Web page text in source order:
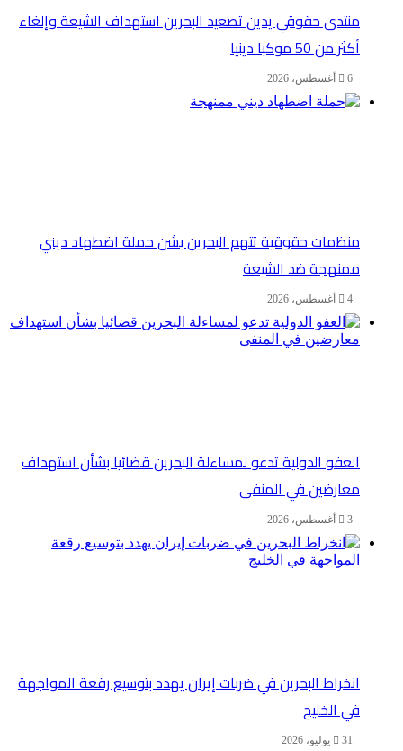
منتدى حقوقي يدين تصعيد البحرين استهداف الشيعة وإلغاء
أكثر من 50 موكبا دينيا
6 أغسطس، 2026
منظمات حقوقية تتهم البحرين بشن حملة اضطهاد ديني
ممنهجة ضد الشيعة
4 أغسطس، 2026
العفو الدولية تدعو لمساءلة البحرين قضائيا بشأن استهداف
معارضين في المنفى
3 أغسطس، 2026
انخراط البحرين في ضربات إيران يهدد بتوسيع رقعة المواجهة
في الخليج
31 يوليو، 2026